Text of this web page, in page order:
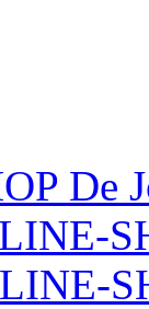
De